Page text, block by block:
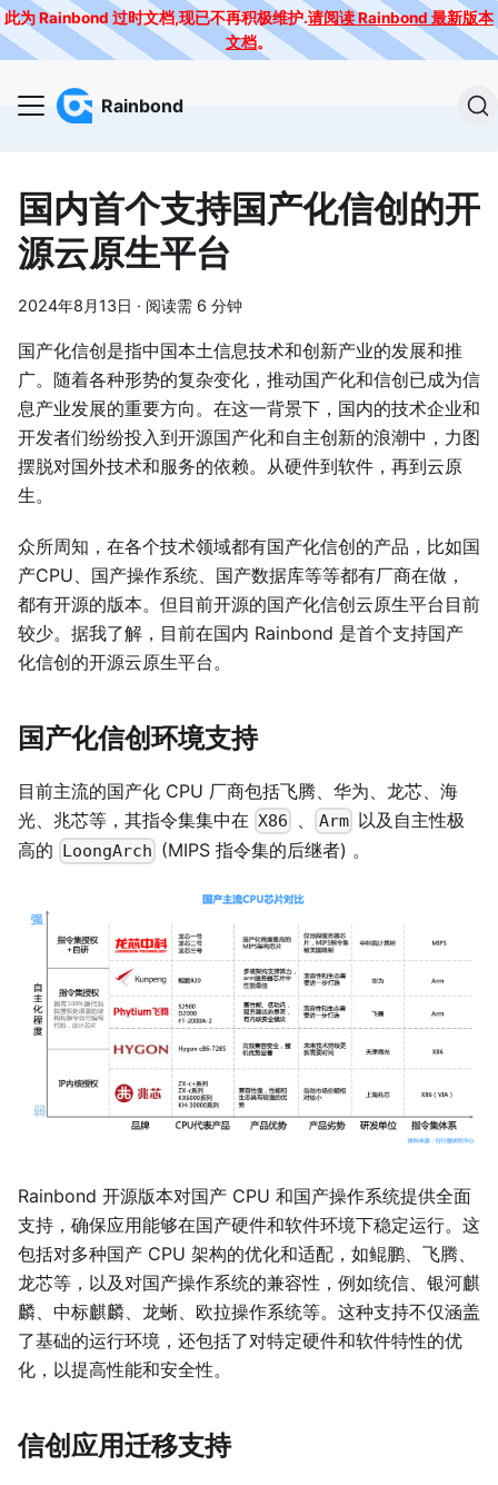
此为 Rainbond 过时文档,现已不再积极维护.请阅读 Rainbond 最新版本
文档。
Rainbond
国内首个支持国产化信创的开
源云原生平台
2024年8月13日 · 阅读需 6 分钟
国产化信创是指中国本土信息技术和创新产业的发展和推
广。随着各种形势的复杂变化，推动国产化和信创已成为信
息产业发展的重要方向。在这一背景下，国内的技术企业和
开发者们纷纷投入到开源国产化和自主创新的浪潮中，力图
摆脱对国外技术和服务的依赖。从硬件到软件，再到云原
生。
众所周知，在各个技术领域都有国产化信创的产品，比如国
产CPU、国产操作系统、国产数据库等等都有厂商在做，
都有开源的版本。但目前开源的国产化信创云原生平台目前
较少。据我了解，目前在国内 Rainbond 是首个支持国产
化信创的开源云原生平台。
国产化信创环境支持
目前主流的国产化 CPU 厂商包括飞腾、华为、龙芯、海
光、兆芯等，其指令集集中在 X86 、 Arm 以及自主性极
高的 LoongArch (MIPS 指令集的后继者) 。
Rainbond 开源版本对国产 CPU 和国产操作系统提供全面
支持，确保应用能够在国产硬件和软件环境下稳定运行。这
包括对多种国产 CPU 架构的优化和适配，如鲲鹏、飞腾、
龙芯等，以及对国产操作系统的兼容性，例如统信、银河麒
麟、中标麒麟、龙蜥、欧拉操作系统等。这种支持不仅涵盖
了基础的运行环境，还包括了对特定硬件和软件特性的优
化，以提高性能和安全性。
信创应用迁移支持